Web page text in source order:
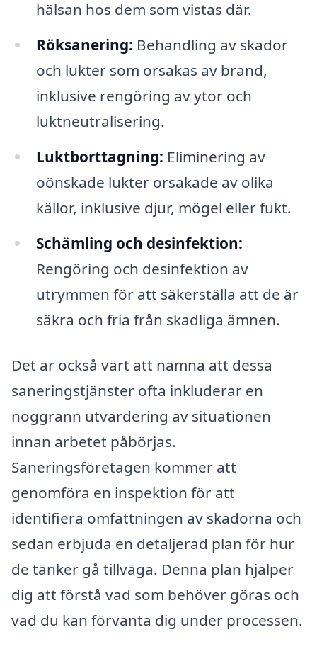
hälsan hos dem som vistas där.
Röksanering: Behandling av skador
och lukter som orsakas av brand,
inklusive rengöring av ytor och
luktneutralisering.
Luktborttagning: Eliminering av
oönskade lukter orsakade av olika
källor, inklusive djur, mögel eller fukt.
Schämling och desinfektion:
Rengöring och desinfektion av
utrymmen för att säkerställa att de är
säkra och fria från skadliga ämnen.
Det är också värt att nämna att dessa
saneringstjänster ofta inkluderar en
noggrann utvärdering av situationen
innan arbetet påbörjas.
Saneringsföretagen kommer att
genomföra en inspektion för att
identifiera omfattningen av skadorna och
sedan erbjuda en detaljerad plan för hur
de tänker gå tillväga. Denna plan hjälper
dig att förstå vad som behöver göras och
vad du kan förvänta dig under processen.